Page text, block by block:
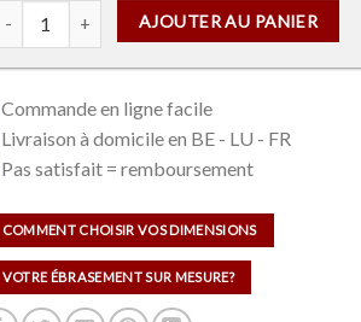
AJOUTER AU PANIER
quantité de Vetro Slide Clair C000
Commande en ligne facile
Livraison à domicile en BE - LU - FR
Pas satisfait = remboursement
COMMENT CHOISIR VOS DIMENSIONS
VOTRE ÉBRASEMENT SUR MESURE?